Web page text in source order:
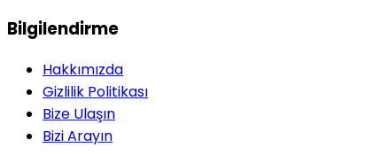
Bilgilendirme
Hakkımızda
Gizlilik Politikası
Bize Ulaşın
Bizi Arayın